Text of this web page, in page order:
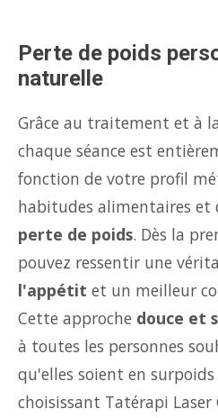
Perte de poids
naturelle
Grâce au traitement et à
chaque séance est
fonction de votre profil
habitudes alimentaires et
perte de poids. Dès la
pouvez ressentir une
l'appétit et un meilleur
Cette approche douce et
à toutes les personnes
qu'elles soient en
choisissant Tatérapi Laser